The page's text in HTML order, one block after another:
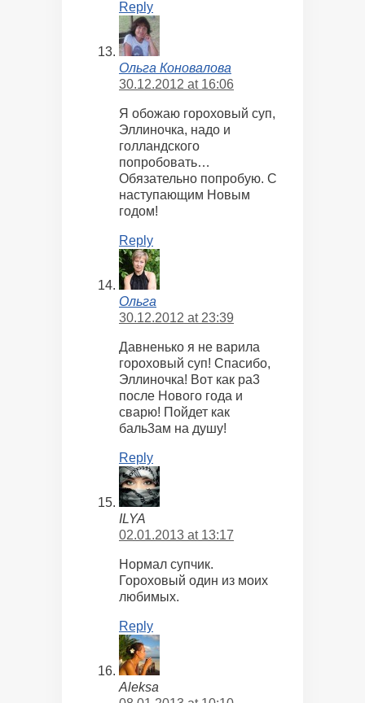
Reply
Ольга Коновалова
30.12.2012 at 16:06
Я обожаю гороховый суп,
Эллиночка, надо и
голландского
попробовать…
Обязательно попробую. С
наступающим Новым
годом!
Reply
Ольга
30.12.2012 at 23:39
Давненько я не варила
гороховый суп! Спасибо,
Эллиночка! Вот как ра3
после Нового года и
сварю! Пойдет как
баль3ам на душу!
Reply
ILYA
02.01.2013 at 13:17
Нормал супчик.
Гороховый один из моих
любимых.
Reply
Aleksa